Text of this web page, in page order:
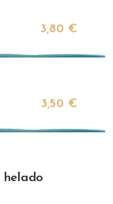
3,80 €
3,50 €
helado